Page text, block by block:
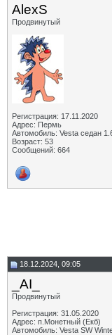
AlexS
Продвинутый
Регистрация: 17.11.2020
Адрес: Пермь
Автомобиль: Vesta седан
Возраст: 53
Сообщений: 664
18.12.2024, 09:05
_AI_
Продвинутый
Регистрация: 31.05.2020
Адрес: п.Монетный (Екб)
Автомобиль: Vesta SW